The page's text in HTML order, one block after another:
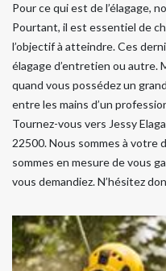
Pour ce qui est de l’élagage,
Pourtant, il est essentiel de
l’objectif à atteindre. Ces
élagage d’entretien ou autre.
quand vous possédez un
entre les mains d’un
Tournez-vous vers Jessy
22500. Nous sommes à
sommes en mesure de vous
vous demandiez. N’hésitez